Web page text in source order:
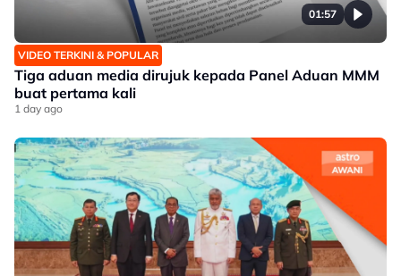
01:57
VIDEO TERKINI & POPULAR
Tiga aduan media dirujuk kepada Panel Aduan MMM
buat pertama kali
1 day ago